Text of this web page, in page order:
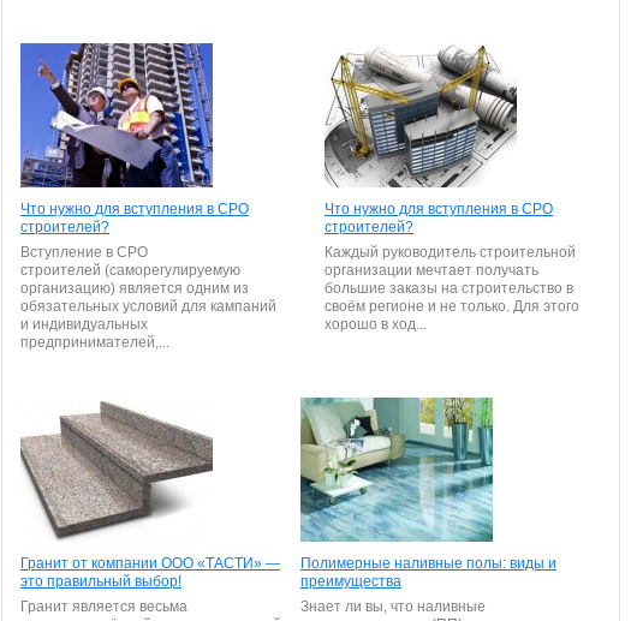
Что нужно для вступления в СРО
строителей?
Вступление в СРО
строителей (саморегулируемую
организацию) является одним из
обязательных условий для кампаний
и индивидуальных
предпринимателей,...
Что нужно для вступления в СРО
строителей?
Каждый руководитель строительной
организации мечтает получать
большие заказы на строительство в
своём регионе и не только. Для этого
хорошо в ход...
Гранит от компании ООО «ТАСТИ» —
это правильный выбор!
Гранит является весьма
Полимерные наливные полы: виды и
преимущества
Знает ли вы, что наливные